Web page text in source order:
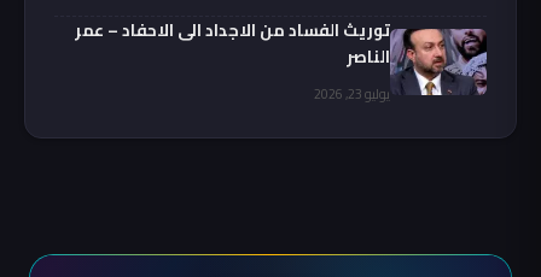
توريث الفساد من الاجداد الى الاحفاد – عمر
الناصر
يوليو 23, 2026